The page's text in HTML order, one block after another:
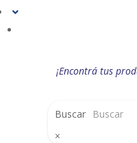
¡Encontrá tus
Buscar
×